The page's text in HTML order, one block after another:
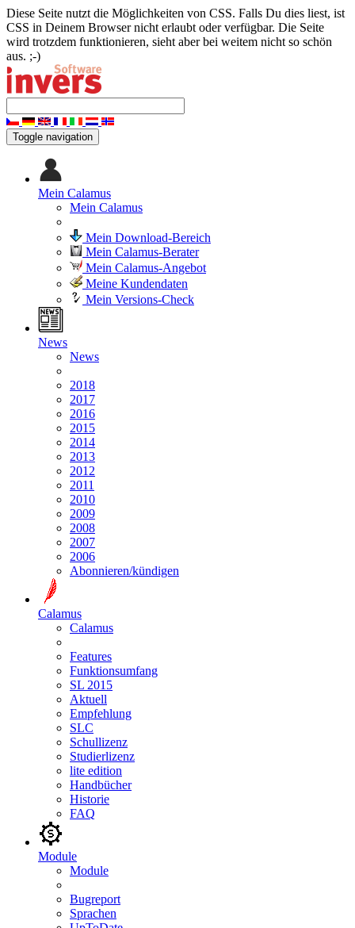
Diese Seite nutzt die Möglichkeiten von CSS. Falls Du dies liest, ist
CSS in Deinem Browser nicht erlaubt oder verfügbar. Die Seite
wird trotzdem funktionieren, sieht aber bei weitem nicht so schön
aus. ;-)
Toggle navigation
Mein Calamus
Mein Calamus
Mein Download-Bereich
Mein Calamus-Berater
Mein Calamus-Angebot
Meine Kundendaten
Mein Versions-Check
News
News
2018
2017
2016
2015
2014
2013
2012
2011
2010
2009
2008
2007
2006
Abonnieren/kündigen
Calamus
Calamus
Features
Funktionsumfang
SL 2015
Aktuell
Empfehlung
SLC
Schullizenz
Studierlizenz
lite edition
Handbücher
Historie
FAQ
Module
Module
Bugreport
Sprachen